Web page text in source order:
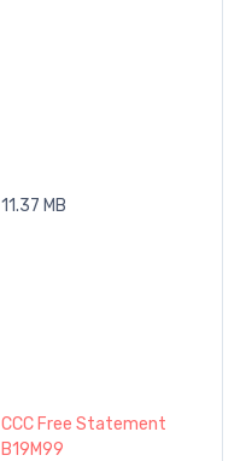
11.37 MB
CCC Free Statement
B19M99